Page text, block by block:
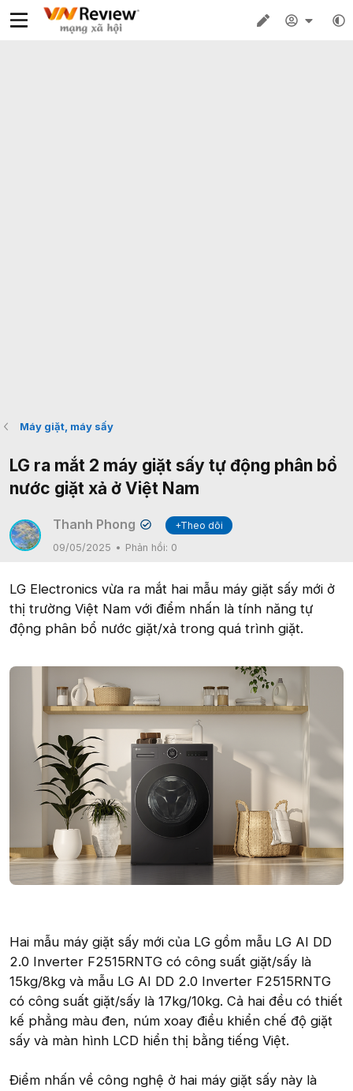
Máy giặt, máy sấy
LG ra mắt 2 máy giặt sấy tự động phân bổ
nước giặt xả ở Việt Nam
Thanh Phong ✔
+Theo dõi
09/05/2025
Phản hồi: 0
LG Electronics vừa ra mắt hai mẫu máy giặt sấy mới ở
thị trường Việt Nam với điểm nhấn là tính năng tự
động phân bổ nước giặt/xả trong quá trình giặt.
Hai mẫu máy giặt sấy mới của LG gồm mẫu LG AI DD
2.0 Inverter F2515RNTG có công suất giặt/sấy là
15kg/8kg và mẫu LG AI DD 2.0 Inverter F2515RNTG
có công suất giặt/sấy là 17kg/10kg. Cả hai đều có thiết
kế phẳng màu đen, núm xoay điều khiển chế độ giặt
sấy và màn hình LCD hiển thị bằng tiếng Việt.
Điểm nhấn về công nghệ ở hai máy giặt sấy này là